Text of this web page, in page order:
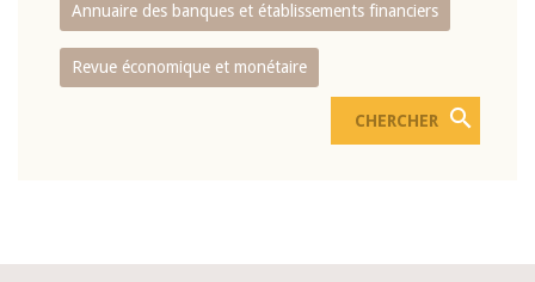
Annuaire des banques et établissements financiers
Revue économique et monétaire